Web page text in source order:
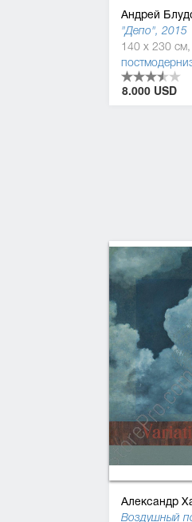
Андрей
"Депо", 2015
8.000 USD
Александр
Воздушный